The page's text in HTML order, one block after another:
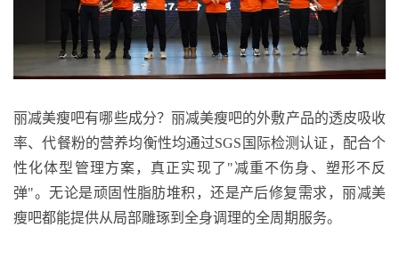
丽减美瘦吧有哪些成分？丽减美瘦吧的外敷产品的透皮吸收
率、代餐粉的营养均衡性均通过SGS 国际检测认证，配合个
性化体型管理方案，真正实现了 "减重不伤身、塑形不反
弹"。无论是顽固性脂肪堆积，还是产后修复需求，丽减美
瘦吧都能提供从局部雕琢到全身调理的全周期服务。